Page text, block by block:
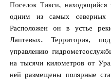
Поселок Тикси, находящийся
одним из самых северных
Расположен он в устье
Лаптевых. Территория,
управлению
на тысячи километров от
ней размещены полярные